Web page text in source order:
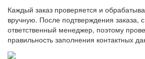
Каждый заказ проверяется и
вручную. После подтверждения заказа,
ответственный менеджер, поэтому
правильность заполнения контактных